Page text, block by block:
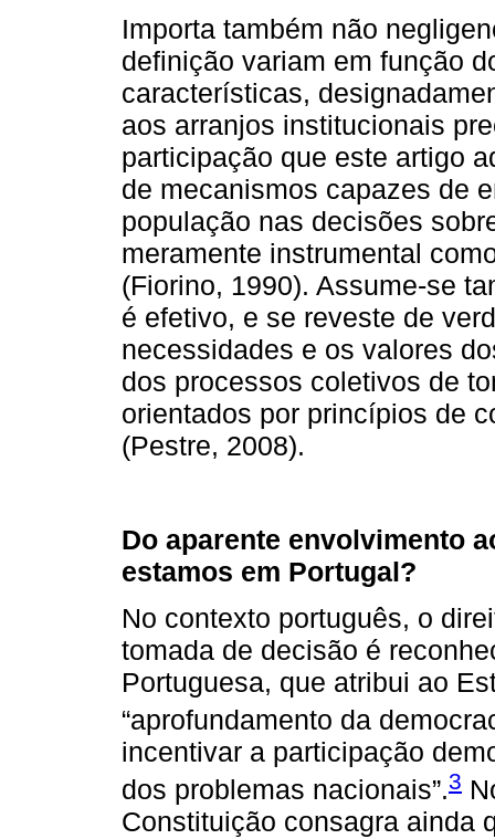
Importa também não
definição variam em função
características,
aos arranjos institucionais
participação que este artigo
de mecanismos capazes de
população nas decisões
meramente instrumental
(Fiorino, 1990). Assume-se
é efetivo, e se reveste de
necessidades e os valores
dos processos coletivos de
orientados por princípios de
(Pestre, 2008).
Do aparente envolvimento
estamos em Portugal?
No contexto português, o
tomada de decisão é
Portuguesa, que atribui ao
“aprofundamento da
incentivar a participação
dos problemas nacionais”.3
Constituição consagra ainda